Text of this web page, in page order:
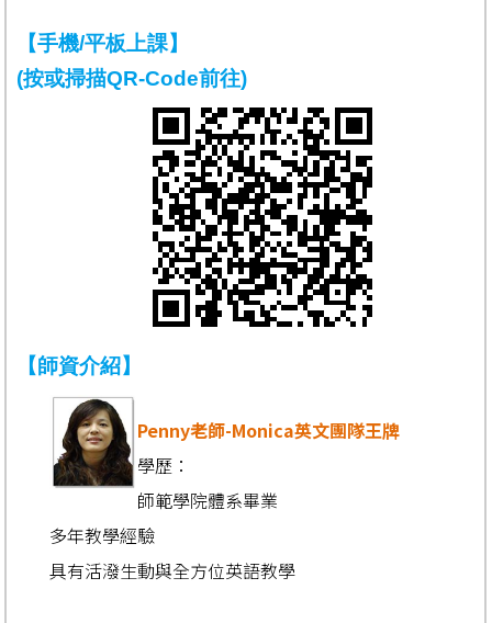
【手機/平板上課】
(按或掃描QR-Code前往)
【師資介紹】
Penny老師-Monica英文團隊王牌
學歷：
師範學院體系畢業
多年教學經驗
具有活潑生動與全方位英語教學